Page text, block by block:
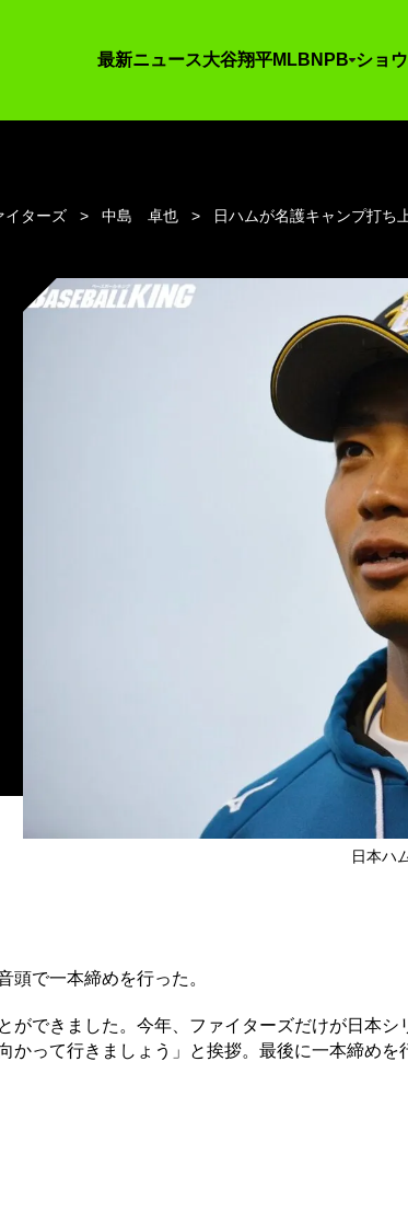
最新ニュース大谷翔平MLB NPB ショ
イターズ 中島 卓也 日ハムが名護キャンプ打
日本ハ
で一本締めを行った。
できました。今年、ファイターズだけが日本シ
かって行きましょう」と挨拶。最後に一本締めを